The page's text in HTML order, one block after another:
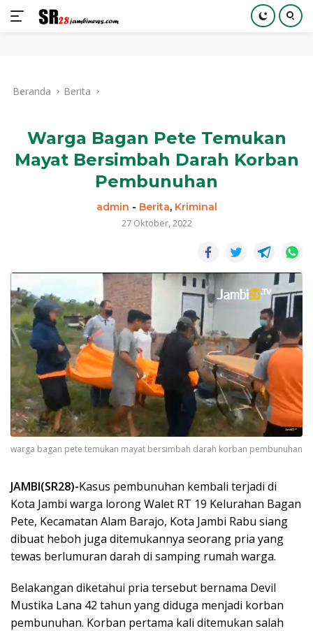
kontenBeranda Berita
Warga Bagan Pete Temukan
Mayat Bersimbah Darah Korban
Pembunuhan
admin - Berita, Kriminal
27 Oktober, 2022
warga bagan pete temukan mayat bersimbah darah korban pembunuhan
JAMBI(SR28)-Kasus pembunuhan kembali terjadi di
Kota Jambi warga lorong Walet RT 19 Kelurahan Bagan
Pete, Kecamatan Alam Barajo, Kota Jambi Rabu siang
dibuat heboh juga ditemukannya seorang pria yang
tewas berlumuran darah di samping rumah warga.
Belakangan diketahui pria tersebut bernama Devil
Mustika Lana 42 tahun yang diduga menjadi korban
pembunuhan. Korban pertama kali ditemukan salah